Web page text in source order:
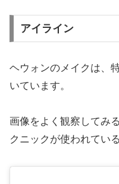
アイライン
ヘウォンのメイクは、
いています。
画像をよく観察してみ
クニックが使われてい